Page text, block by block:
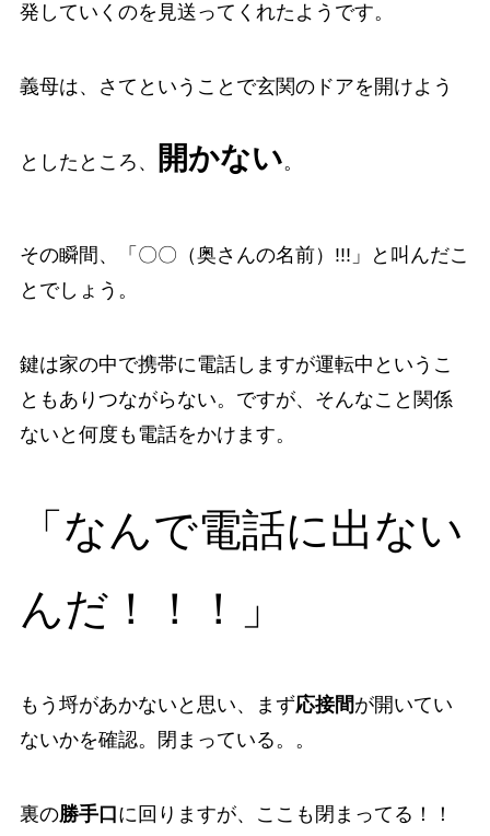
発していくのを見送ってくれたようです。
義母は、さてということで玄関のドアを開けよう
としたところ、 開かない。
その瞬間、「〇〇（奥さんの名前）!!!」と叫んだこ
とでしょう。
鍵は家の中で携帯に電話しますが運転中というこ
ともありつながらない。ですが、そんなこと関係
ないと何度も電話をかけます。
「 なんで電話に出ない
んだ！！！」
もう埒があかないと思い、まず応接間が開いてい
ないかを確認。閉まっている。。
裏の勝手口 に回りますが、ここも閉まってる！！